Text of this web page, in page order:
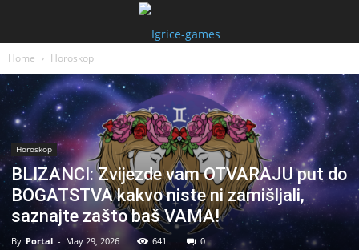
Home Horoskop
Horoskop
BLIZANCI: Zvijezde vam OTVARAJU put do
BOGATSTVA kakvo niste ni zamišljali,
saznajte zašto baš VAMA!
By Portal - May 29, 2026 641 0